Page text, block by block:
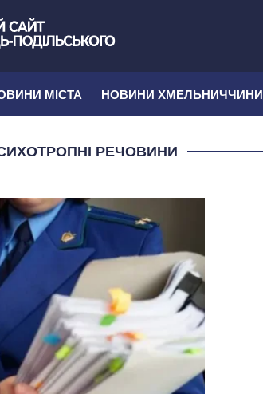
МІСТА НОВИНИ ХМЕЛЬНИЧЧИНИ
РЕЧОВИНИ